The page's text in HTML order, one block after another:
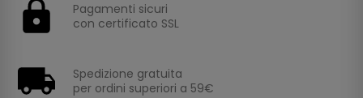
Pagamenti sicuri
con certificato SSL
Spedizione gratuita
per ordini superiori a 59€